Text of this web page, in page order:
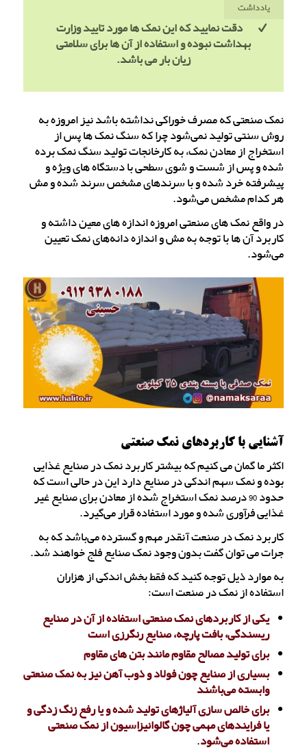
یادداشت
دقت نمایید که این نمک ها مورد تایید وزارت
بهداشت نبوده و استفاده از آن ها برای سلامتی
زیان بار می باشد.
نمک صنعتی که مصرف خوراکی نداشته باشد نیز امروزه به
روش سنتی تولید نمی‌شود چرا که سنگ نمک ها پس از
استخراج از معادن نمک، به کارخانجات تولید سنگ نمک برده
شده و پس از شست و شوی سطحی با دستگاه های ویژه و
پیشرفته خرد شده و با سرندهای مشخص سرند شده و مش
هر کدام مشخص می‌شود.
در واقع نمک های صنعتی امروزه اندازه های معین داشته و
کاربرد آن ها با توجه به مش و اندازه دانه‌های نمک تعیین
می‌شود.
آشنایی با کاربردهای نمک صنعتی
اکثر ما گمان می کنیم که بیشتر کاربرد نمک در صنایع غذایی
بوده و نمک سهم اندکی در صنایع دارد این در حالی است که
حدود 90 درصد نمک استخراج شده از معادن برای صنایع غیر
غذایی فرآوری شده و مورد استفاده قرار می‌گیرد.
کاربرد نمک در صنعت آنقدر مهم و گسترده می‌باشد که به
جرات می توان گفت بدون وجود نمک صنایع فلج خواهند شد.
به موارد ذیل توجه کنید که فقط بخش اندکی از هزاران
استفاده از نمک در صنعت است:
یکی از کاربردهای نمک صنعتی استفاده از آن در صنایع
ریسندگی، بافت پارچه، صنایع رنگرزی است
برای تولید مصالح مقاوم مانند بتن های مقاوم
بسیاری از صنایع چون فولاد و ذوب آهن نیز به نمک صنعتی
وابسته می‌باشند
برای خالص سازی آلیاژهای تولید شده و یا رفع زنگ زدگی و
یا فرایندهای مهمی چون گالوانیزاسیون از نمک صنعتی
استفاده می‌شود.